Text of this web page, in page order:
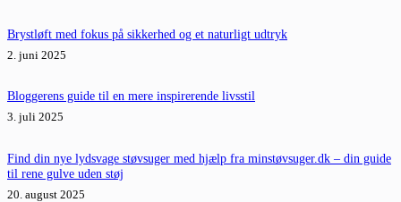
Brystløft med fokus på sikkerhed og et naturligt udtryk
2. juni 2025
Bloggerens guide til en mere inspirerende livsstil
3. juli 2025
Find din nye lydsvage støvsuger med hjælp fra minstøvsuger.dk – din guide
til rene gulve uden støj
20. august 2025